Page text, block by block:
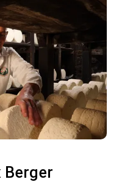
Berger